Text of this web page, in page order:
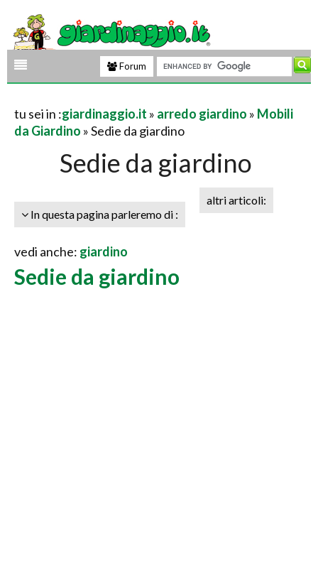
Forum
tu sei in :giardinaggio.it » arredo giardino » Mobili
da Giardino » Sedie da giardino
Sedie da giardino
In questa pagina parleremo di :
altri articoli:
vedi anche: giardino
Sedie da giardino